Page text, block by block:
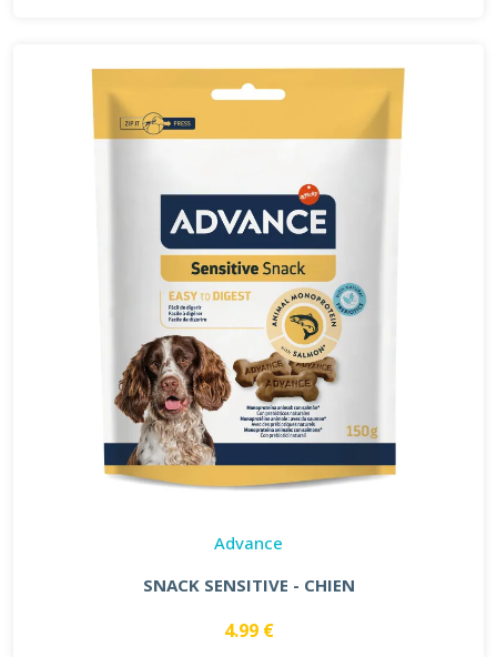
Advance
SNACK SENSITIVE - CHIEN
4.99 €